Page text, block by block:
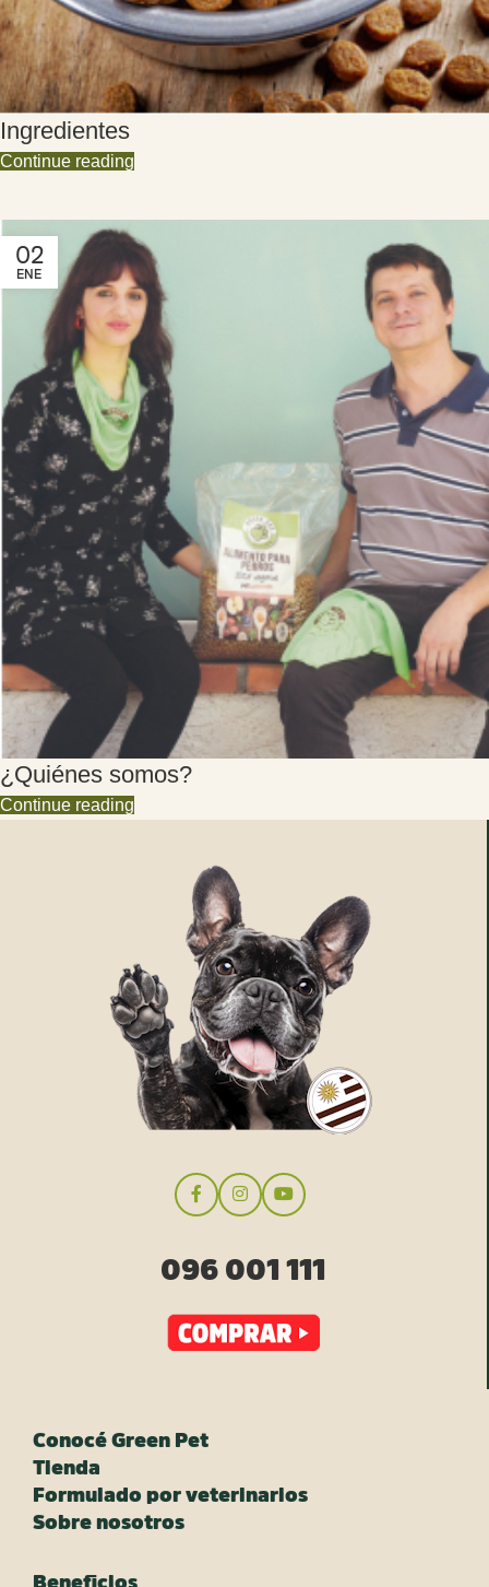
Ingredientes
Continue reading
02
ENE
¿Quiénes somos?
Continue reading
096 001 111
Conocé Green Pet
Tienda
Formulado por veterinarios
Sobre nosotros
Beneficios